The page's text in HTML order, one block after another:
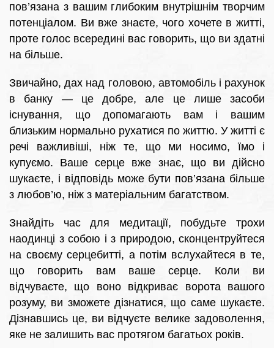
пов’язана з вашим глибоким внутрішнім творчим
потенціалом. Ви вже знаєте, чого хочете в житті,
проте голос всередині вас говорить, що ви здатні
на більше.
Звичайно, дах над головою, автомобіль і рахунок
в банку — це добре, але це лише засоби
існування, що допомагають вам і вашим
близьким нормально рухатися по життю. У житті є
речі важливіші, ніж те, що ми носимо, їмо і
купуємо. Ваше серце вже знає, що ви дійсно
шукаєте, і відповідь може бути пов’язана більше
з любов’ю, ніж з матеріальним багатством.
Знайдіть час для медитації, побудьте трохи
наодинці з собою і з природою, сконцентруйтеся
на своєму серцебитті, а потім вслухайтеся в те,
що говорить вам ваше серце. Коли ви
відчуваєте, що воно відкриває ворота вашого
розуму, ви зможете дізнатися, що саме шукаєте.
Дізнавшись це, ви відчуєте велике задоволення,
яке не залишить вас протягом багатьох років.